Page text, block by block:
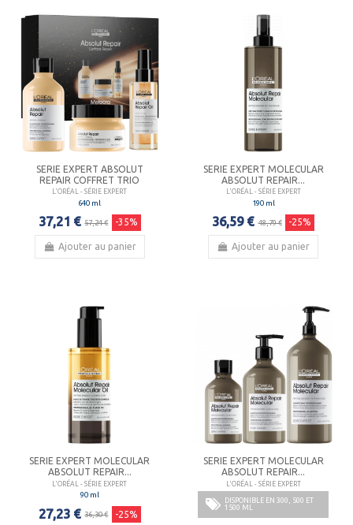
SERIE EXPERT ABSOLUT
REPAIR COFFRET TRIO
L'ORÉAL - SÉRIE EXPERT
640 ml
37,21 € 57,24 € -35%
Ajouter au panier
SERIE EXPERT MOLECULAR
ABSOLUT REPAIR...
L'ORÉAL - SÉRIE EXPERT
190 ml
36,59 € 48,79 € -25%
Ajouter au panier
SERIE EXPERT MOLECULAR
ABSOLUT REPAIR...
L'ORÉAL - SÉRIE EXPERT
90 ml
27,23 € 36,30 € -25%
SERIE EXPERT MOLECULAR
ABSOLUT REPAIR...
L'ORÉAL - SÉRIE EXPERT
DISPONIBLE EN 300, 500 ET
1500 ML